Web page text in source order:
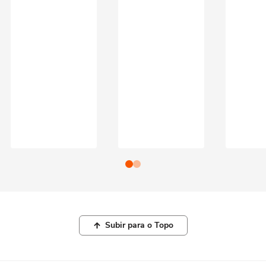
Subir para o Topo